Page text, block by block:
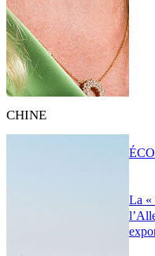
CHINE
La «